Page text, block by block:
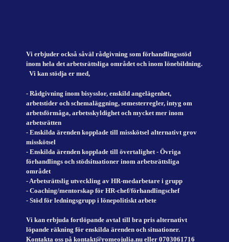
Vi erbjuder också såväl rådgivning som förhandlingsstöd
inom hela det arbetsrättsliga området och inom lönebildning.
Vi kan stödja er med,
- Rådgivning inom bisysslor, enskild angelägenhet,
arbetstider och schemaläggning, semesterregler, intyg om
arbetsförmåga, arbetsskyldighet och mycket mer inom
arbetsrätten
- Enskilda ärenden kopplade till misskötsel alternativt grov
misskötsel
- Enskilda ärenden kopplade till övertalighet - Övriga
förhandlings och stödsituationer inom arbetsrättsliga
området
- Arbetsrättslig utveckling av HR-medarbetare i grupp
- Coaching/mentorskap för HR-chef/förhandlingschef
- Stöd för ledningsgrupp i lönepolitiskt arbete
Vi kan erbjuda fortlöpande avtal till bra pris alternativt
löpande räkning för enskilda ärenden och situationer.
Kontakta oss på kontakt@romeojulia.nu eller 0703061716